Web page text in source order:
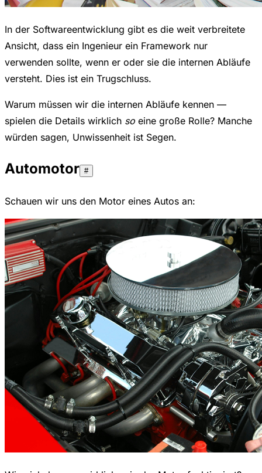
In der Softwareentwicklung gibt es die weit verbreitete
Ansicht, dass ein Ingenieur ein Framework nur
verwenden sollte, wenn er oder sie die internen Abläufe
versteht. Dies ist ein Trugschluss.
Warum müssen wir die internen Abläufe kennen —
spielen die Details wirklich so eine große Rolle? Manche
würden sagen, Unwissenheit ist Segen.
Automotor #
Schauen wir uns den Motor eines Autos an: